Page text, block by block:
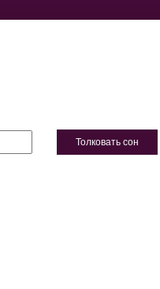
Толковать сон